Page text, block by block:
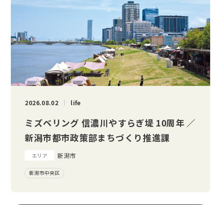
2026.08.02 life
ミズベリング 信濃川やすらぎ堤 10周年 ／
新潟市都市政策部まちづくり推進課
エリア 新潟市
新潟市中央区